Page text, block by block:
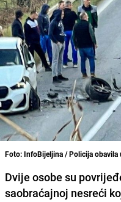
Foto: InfoBijeljina / Policija obavila
Dvije osobe su
saobraćajnoj nesreći